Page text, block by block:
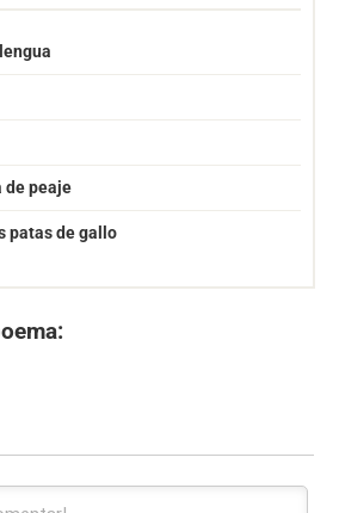
de peaje
patas de gallo